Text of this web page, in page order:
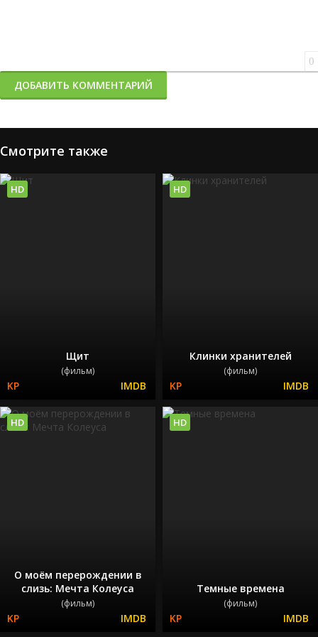
0
ДОБАВИТЬ КОММЕНТАРИЙ
Смотрите также
Щит
(фильм)
HD
Клинки хранителей
(фильм)
HD
О моём перерождении в
слизь: Мечта Колеуса
(фильм)
HD
Темные времена
(фильм)
HD